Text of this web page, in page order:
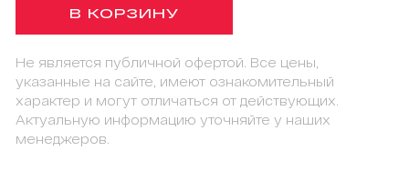
В КОРЗИНУ
Не является публичной офертой. Все цены,
указанные на сайте, имеют ознакомительный
характер и могут отличаться от действующих.
Актуальную информацию уточняйте у наших
менеджеров.